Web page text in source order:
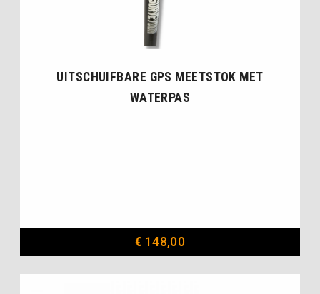
UITSCHUIFBARE GPS MEETSTOK MET
WATERPAS
€ 148,00